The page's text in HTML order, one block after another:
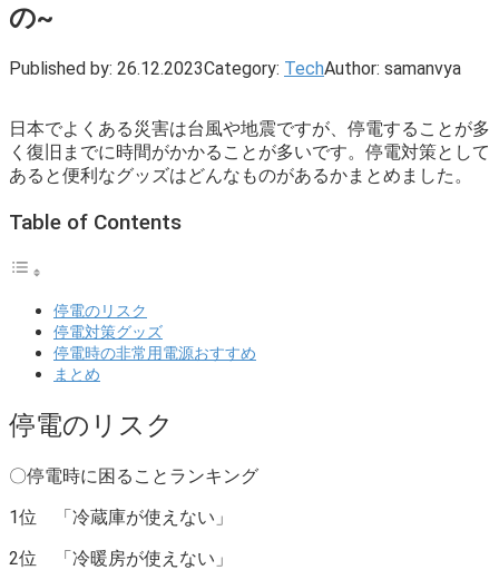
の~
Published by: 26.12.2023Category: TechAuthor: samanvya
日本でよくある災害は台風や地震ですが、停電することが多
く復旧までに時間がかかることが多いです。停電対策として
あると便利なグッズはどんなものがあるかまとめました。
Table of Contents
停電のリスク
停電対策グッズ
停電時の非常用電源おすすめ
まとめ
停電のリスク
〇停電時に困ることランキング
1位 「冷蔵庫が使えない」
2位 「冷暖房が使えない」